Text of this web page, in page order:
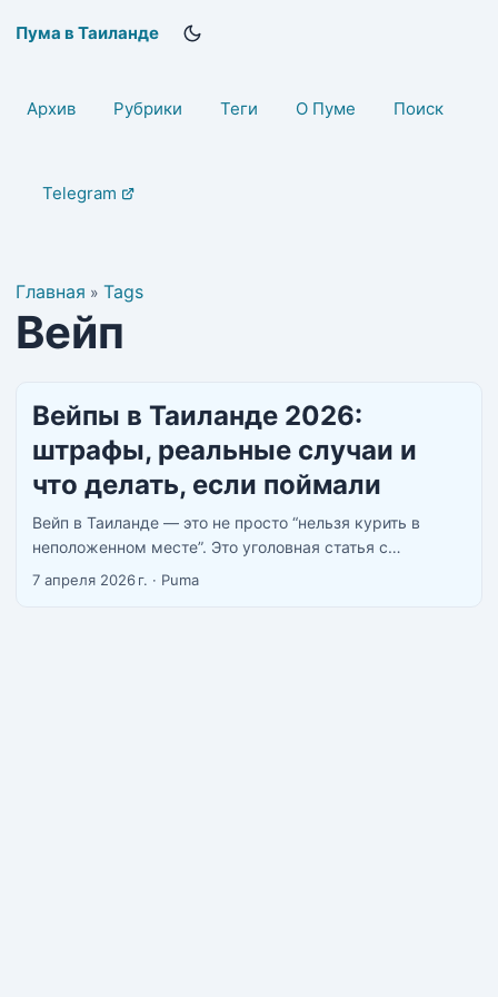
Пума в Таиланде
Архив Рубрики Теги О Пуме Поиск
Telegram
Главная » Tags
Вейп
Вейпы в Таиланде 2026:
штрафы, реальные случаи и
что делать, если поймали
Вейп в Таиланде — это не просто “нельзя курить в
неположенном месте”. Это уголовная статья с
наказанием до 10 лет тюрьмы и штрафами до 40 тысяч
7 апреля 2026 г. · Puma